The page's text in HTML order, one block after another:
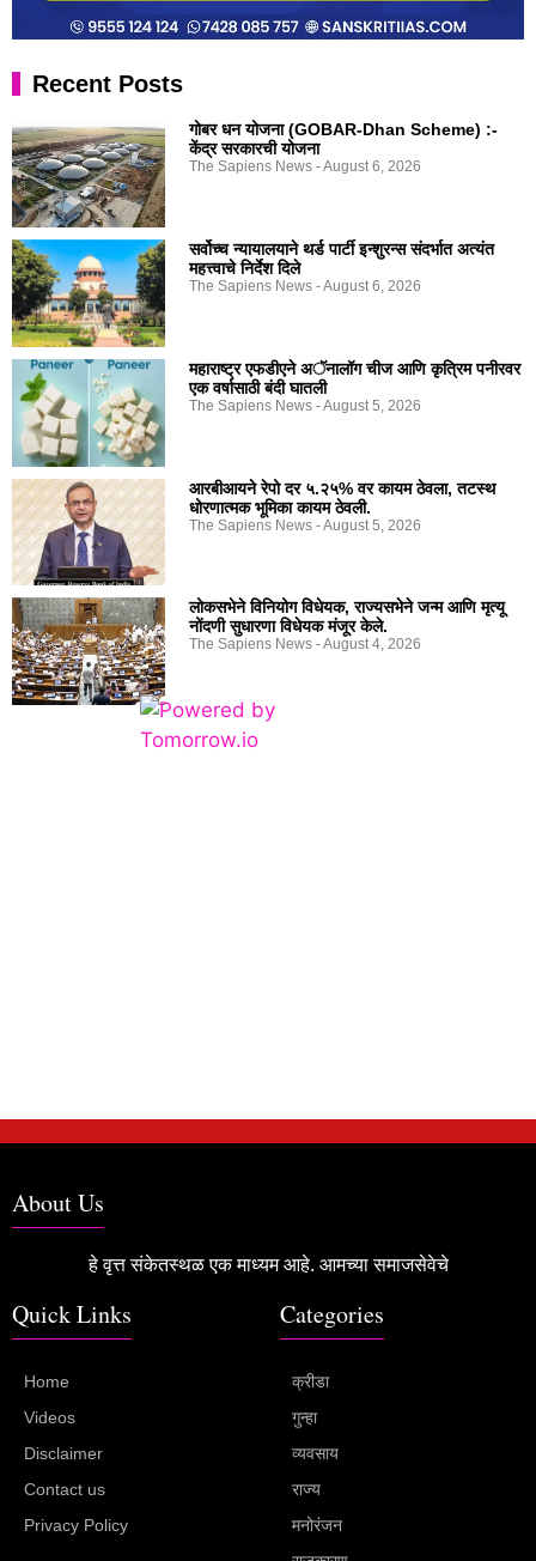
Recent Posts
गोबर धन योजना (GOBAR-Dhan Scheme) :-
केंद्र सरकारची योजना
The Sapiens News August 6, 2026
सर्वोच्च न्यायालयाने थर्ड पार्टी इन्शुरन्स संदर्भात अत्यंत
महत्त्वाचे निर्देश दिले
The Sapiens News August 6, 2026
महाराष्ट्र एफडीएने अॅनालॉग चीज आणि कृत्रिम पनीरवर
एक वर्षासाठी बंदी घातली
The Sapiens News August 5, 2026
आरबीआयने रेपो दर ५.२५% वर कायम ठेवला, तटस्थ
धोरणात्मक भूमिका कायम ठेवली.
The Sapiens News August 5, 2026
लोकसभेने विनियोग विधेयक, राज्यसभेने जन्म आणि मृत्यू
नोंदणी सुधारणा विधेयक मंजूर केले.
The Sapiens News August 4, 2026
About Us
हे वृत्त संकेतस्थळ एक माध्यम आहे. आमच्या समाजसेवेचे
Quick Links
Home
Videos
Disclaimer
Contact us
Privacy Policy
Categories
क्रीडा
गुन्हा
व्यवसाय
राज्य
मनोरंजन